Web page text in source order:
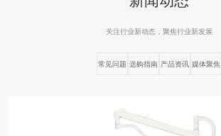
关注行业新动态，聚焦行业新发展
常见问题 选购指南 产品资讯 媒体聚焦